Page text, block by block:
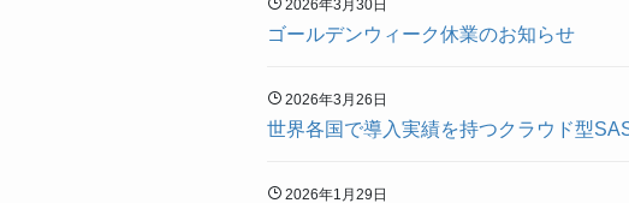
2026年3月30日
ゴールデンウィーク休業のお知らせ
2026年3月26日
世界各国で導入実績を持つクラウド型
2026年1月29日